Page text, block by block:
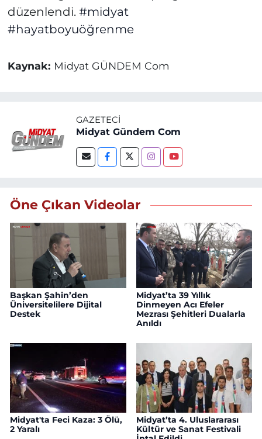
düzenlendi. #midyat
#hayatboyuöğrenme
Kaynak: Midyat GÜNDEM Com
GAZETECI
Midyat Gündem Com
Öne Çıkan Videolar
Başkan Şahin’den
Üniversitelilere Dijital
Destek
Midyat’ta 39 Yıllık
Dinmeyen Acı Efeler
Mezrası Şehitleri Dualarla
Anıldı
Midyat'ta Feci Kaza: 3 Ölü,
2 Yaralı
Midyat’ta 4. Uluslararası
Kültür ve Sanat Festivali